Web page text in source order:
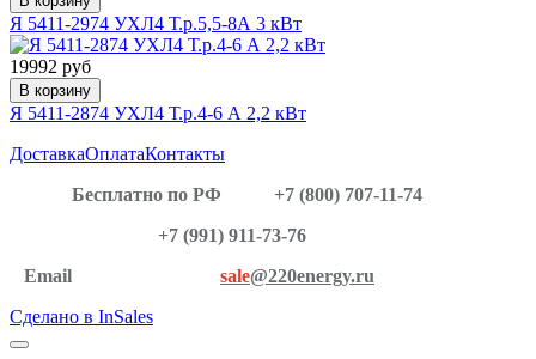
Я 5411-2974 УХЛ4 Т.р.5,5-8А 3 кВт
19992 руб
В корзину
Я 5411-2874 УХЛ4 Т.р.4-6 А 2,2 кВт
ДоставкаОплатаКонтакты
Бесплатно по РФ
+7 (800) 707-11-74
+7 (991) 911-73-76
Email
sale@220energy.ru
Сделано в InSales